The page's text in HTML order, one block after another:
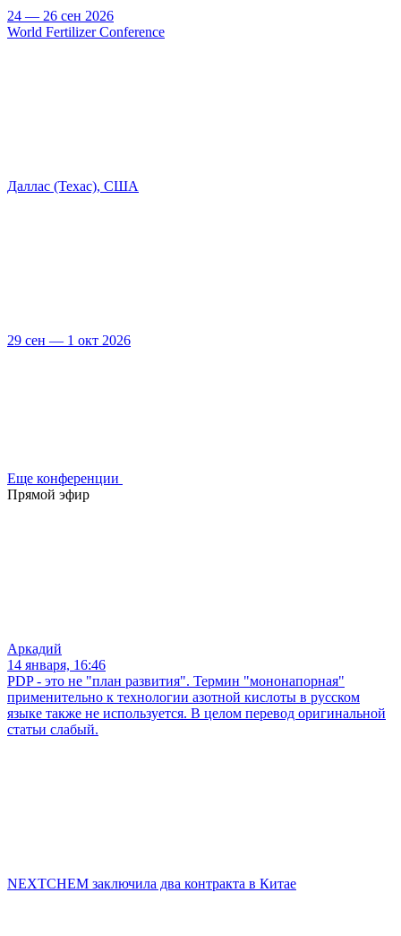
24 — 26 сен 2026
World Fertilizer Conference
Даллас (Техас), США
29 сен — 1 окт 2026
Еще конференции
Прямой эфир
Аркадий
14 января, 16:46
PDP - это не "план развития". Термин "мононапорная"
применительно к технологии азотной кислоты в русском
языке также не используется. В целом перевод оригинальной
статьи слабый.
NEXTCHEM заключила два контракта в Китае